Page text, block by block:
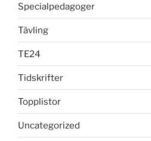
Specialpedagoger
Tävling
TE24
Tidskrifter
Topplistor
Uncategorized